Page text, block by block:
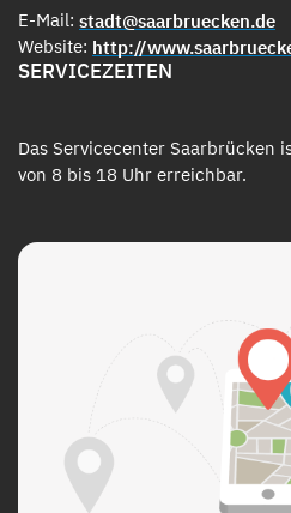
E-Mail: stadt@saarbruecken.de
Website: http://
SERVICEZEITEN
Das Servicecenter Saarbrücken
von 8 bis 18 Uhr erreichbar.